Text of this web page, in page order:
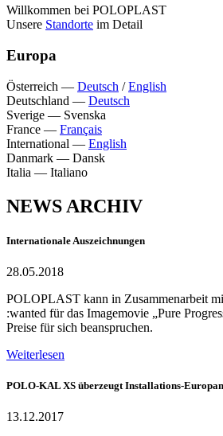
Willkommen bei POLOPLAST
Unsere Standorte im Detail
Europa
Österreich — Deutsch /English
Deutschland — Deutsch
Sverige — Svenska
France — Français
International — English
Danmark — Dansk
Italia — Italiano
NEWS ARCHIV
Internationale Auszeichnungen
28.05.2018
POLOPLAST kann in Zusammenarbeit
:wanted für das Imagemovie „Pure
Preise für sich beanspruchen.
Weiterlesen
POLO-KAL XS überzeugt Installations-
13.12.2017